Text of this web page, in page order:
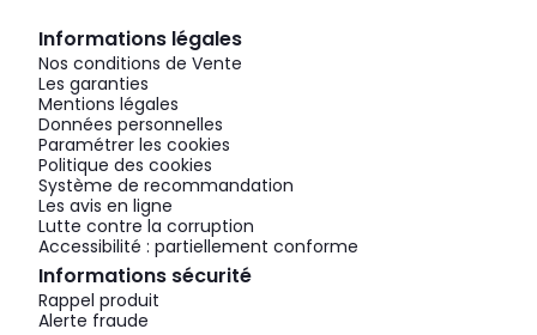
Informations légales
Nos conditions de Vente
Les garanties
Mentions légales
Données personnelles
Paramétrer les cookies
Politique des cookies
Système de recommandation
Les avis en ligne
Lutte contre la corruption
Accessibilité : partiellement conforme
Informations sécurité
Rappel produit
Alerte fraude